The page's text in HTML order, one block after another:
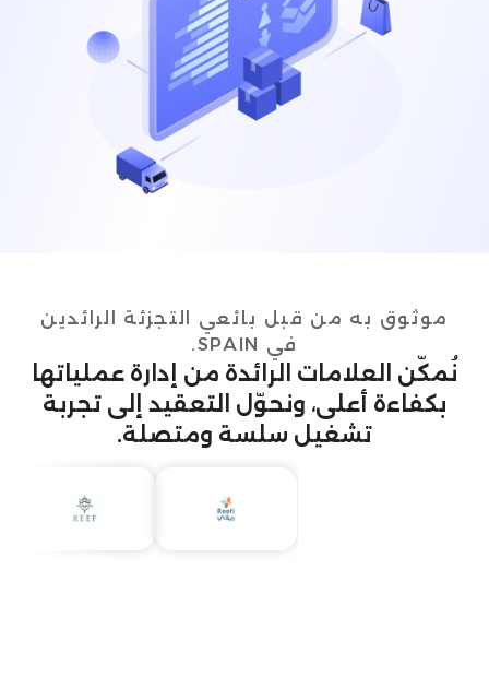
موثوق به من قبل بائعي التجزئة الرائدين
في SPAIN.
نُمكّن العلامات الرائدة من إدارة عملياتها
بكفاءة أعلى، ونحوّل التعقيد إلى تجربة
تشغيل سلسة ومتصلة.